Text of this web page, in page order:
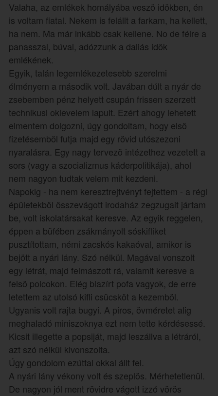
Valaha, az emlékek homályába veszö idökben, én
is voltam fiatal. Nekem is felállt a farkam, ha kellett,
ha nem. Ma már inkább csak kellene. No de félre a
panasszal, búval, adózzunk a daliás idök
emlékének.
Egyik, talán legemlékezetesebb szerelmi
élményem a második volt. Javában dúlt a nyár de
zsebemben pénz helyett csupán frissen szerzett
technikusi oklevelem lapult. Ezért ahogy lehetett
elmentem dolgozni, úgy gondoltam, hogy elsö
fizetésemböl futja majd egy rövid utószezoni
nyaralásra. Egy nagy tervezö intézethez vezetett a
sors (vagy a szocializmus káderpolitikája), ahol
nem nagyon tudtak velem mit kezdeni.
Napokig - ha nem keresztrejtvényt fejtettem - a régi
épületekböl összevágott irodaház zegzugait jártam
be, volt iskolatársakat keresve. Az egyik reggelen,
éppen a büfében zsákmányolt sóskifliket
pusztítottam, némi zacskós kakaóval, amikor is
bejött a nyári lány. Szó nélkül. Magával vonszolt
egy létrát, majd felmászott rá, valamit keresve a
felsö polcokon. Elég blazírt pofa vagyok, de erre
letettem az utolsó kifli csücsköt a kezemböl.
Ugyanis volt rajta bugyi. A piros, övméretet alig
meghaladó miniszoknya ezt nem tette kérdésessé.
Kicsit illegette a popsiját, majd leszállva a létráról,
azt szó nélkül kivonszolta.
Úgy gondolom ezúttal okkal állt fel.
A nyári lány vékony volt és szeplös. Mérhetetlenül.
De nagyon jól ment rövidre vágott izzó vörös